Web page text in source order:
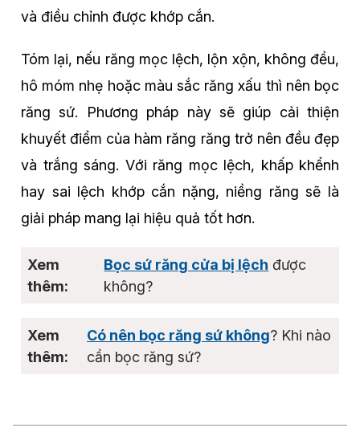
và điều chỉnh được khớp cắn.
Tóm lại, nếu răng mọc lệch, lộn xộn, không đều,
hô móm nhẹ hoặc màu sắc răng xấu thì nên bọc
răng sứ. Phương pháp này sẽ giúp cải thiện
khuyết điểm của hàm răng răng trở nên đều đẹp
và trắng sáng. Với răng mọc lệch, khấp khểnh
hay sai lệch khớp cắn nặng, niềng răng sẽ là
giải pháp mang lại hiệu quả tốt hơn.
Bọc sứ răng cửa bị lệch được
không?
Có nên bọc răng sứ không? Khi nào
cần bọc răng sứ?